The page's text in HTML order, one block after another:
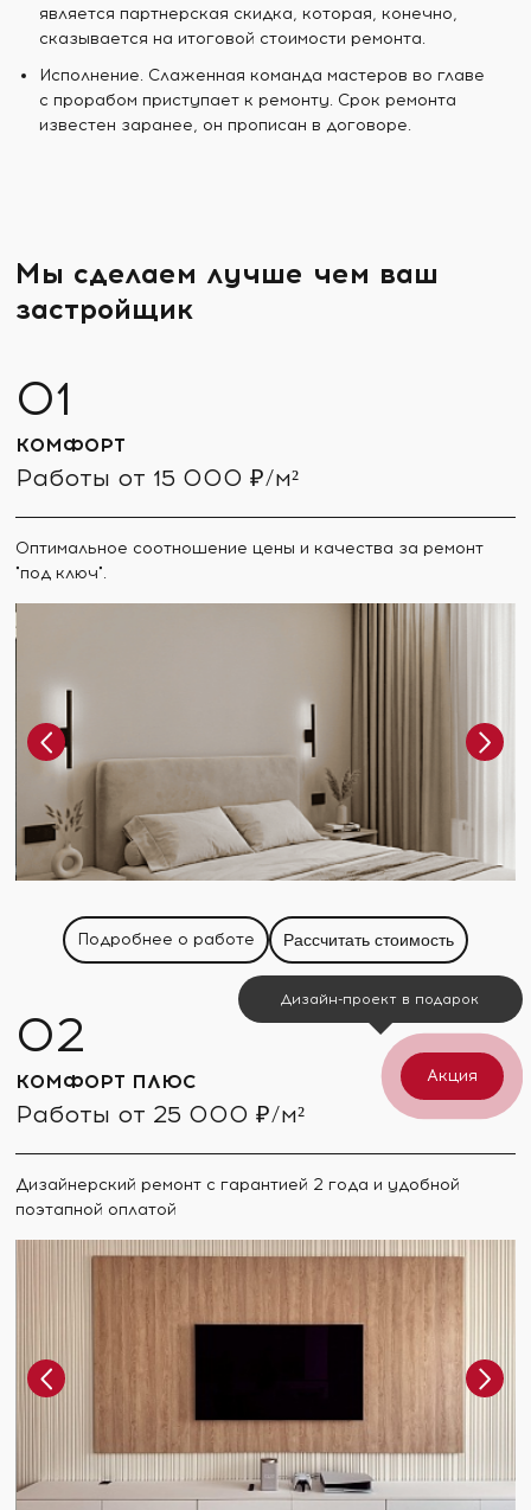
является партнерская скидка, которая, конечно,
сказывается на итоговой стоимости ремонта.
Исполнение. Слаженная команда мастеров во главе
с прорабом приступает к ремонту. Срок ремонта
известен заранее, он прописан в договоре.
Мы сделаем лучше чем ваш
застройщик
КОМФОРТ
Работы от 15 000 ₽/м²
Оптимальное соотношение цены и качества за ремонт
"под ключ".
Подробнее о работе Рассчитать стоимость
КОМФОРТ ПЛЮС
Работы от 25 000 ₽/м²
Дизайнерский ремонт с гарантией 2 года и удобной
поэтапной оплатой
Акция
Дизайн-проект в подарок